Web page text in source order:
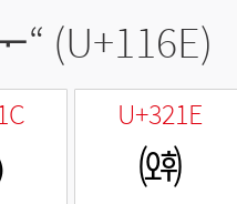
“ (U+116E)
U+321E
㈞